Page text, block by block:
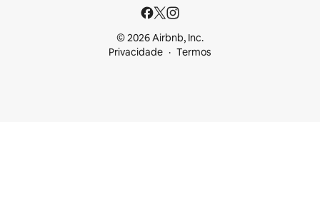
© 2026 Airbnb, Inc.
Privacidade
Termos